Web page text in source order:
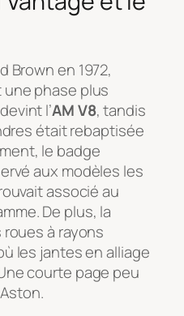
Brown en 1972,
phase plus
devint l’AM V8, tandis
était rebaptisée
le badge
aux modèles les
associé au
De plus, la
à rayons
les jantes en alliage
courte page peu